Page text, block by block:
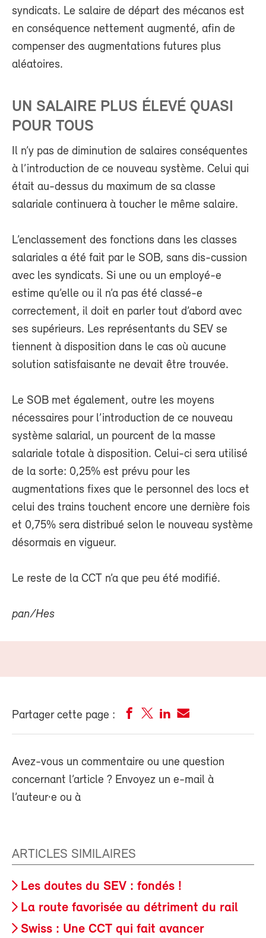
syndicats. Le salaire de départ des mécanos est
en conséquence nettement augmenté, afin de
compenser des augmentations futures plus
aléatoires.
UN SALAIRE PLUS ÉLEVÉ QUASI
POUR TOUS
Il n’y pas de diminution de salaires conséquentes
à l’introduction de ce nouveau système. Celui qui
était au-dessus du maximum de sa classe
salariale continuera à toucher le même salaire.
L’enclassement des fonctions dans les classes
salariales a été fait par le SOB, sans dis-cussion
avec les syndicats. Si une ou un employé-e
estime qu’elle ou il n’a pas été classé-e
correctement, il doit en parler tout d’abord avec
ses supérieurs. Les représentants du SEV se
tiennent à disposition dans le cas où aucune
solution satisfaisante ne devait être trouvée.
Le SOB met également, outre les moyens
nécessaires pour l’introduction de ce nouveau
système salarial, un pourcent de la masse
salariale totale à disposition. Celui-ci sera utilisé
de la sorte: 0,25% est prévu pour les
augmentations fixes que le personnel des locs et
celui des trains touchent encore une dernière fois
et 0,75% sera distribué selon le nouveau système
désormais en vigueur.
Le reste de la CCT n’a que peu été modifié.
pan/Hes
Partager cette page :
Avez-vous un commentaire ou une question
concernant l’article ? Envoyez un e-mail à
l’auteur·e ou à
ARTICLES SIMILAIRES
Les doutes du SEV : fondés !
La route favorisée au détriment du rail
Swiss : Une CCT qui fait avancer